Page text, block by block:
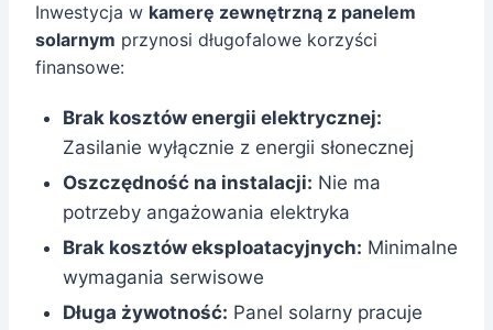
Inwestycja w kamerę zewnętrzną z panelem
solarnym przynosi długofalowe korzyści
finansowe:
Brak kosztów energii elektrycznej:
Zasilanie wyłącznie z energii słonecznej
Oszczędność na instalacji: Nie ma
potrzeby angażowania elektryka
Brak kosztów eksploatacyjnych: Minimalne
wymagania serwisowe
Długa żywotność: Panel solarny pracuje